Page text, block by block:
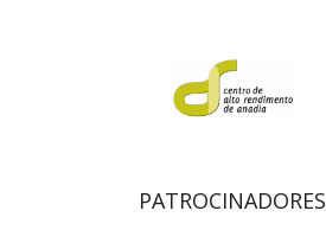
PATROCINADORES